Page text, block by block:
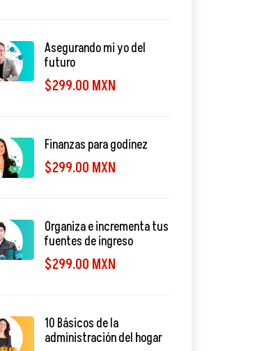
Asegurando mi yo del
futuro
$299.00 MXN
Finanzas para godinez
$299.00 MXN
Organiza e incrementa tus
fuentes de ingreso
$299.00 MXN
10 Básicos de la
administración del hogar